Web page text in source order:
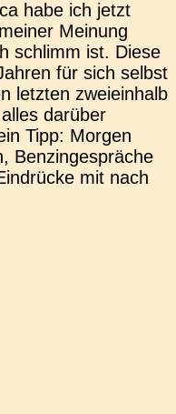
habe ich jetzt
Mei­nung
schlimm ist. Diese
für sich selbst
letz­ten zwei­ein­halb
dar­über
Tipp: Morgen
Ben­zin­ge­sprä­che
mit nach